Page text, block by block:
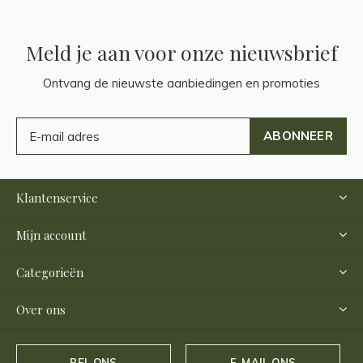
Meld je aan voor onze nieuwsbrief
Ontvang de nieuwste aanbiedingen en promoties
ABONNEER
Klantenservice
Mijn account
Categorieën
Over ons